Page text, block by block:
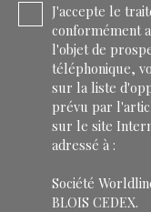
J'accepte le
conformément
l'objet de
téléphonique,
sur la liste
prévu par
sur le site
adressé à :
Société
BLOIS CEDEX.